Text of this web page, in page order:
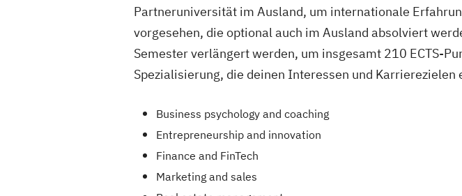
Partneruniversität im Ausland, um internationale
vorgesehen, die optional auch im Ausland absolviert
Semester verlängert werden, um insgesamt 210 ECTS-
Spezialisierung, die deinen Interessen und
Business psychology and coaching
Entrepreneurship and innovation
Finance and FinTech
Marketing and sales